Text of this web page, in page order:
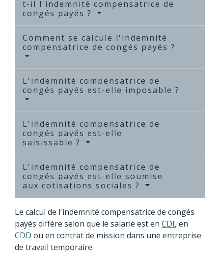
t-il l'indemnité compensatrice de
congés payés ?
Comment se calcule l'indemnité
compensatrice de congés payés ?
L'indemnité compensatrice de
congés payés est-elle imposable ?
L'indemnité compensatrice de
congés payés est-elle
saisissable ?
L'indemnité compensatrice de
congés payés est-elle soumise
aux cotisations sociales ?
Le calcul de l'indemnité compensatrice de congés
payés diffère selon que le salarié est en CDI, en
CDD ou en contrat de mission dans une entreprise
de travail temporaire.